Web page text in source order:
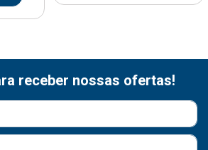
receber nossas ofertas!